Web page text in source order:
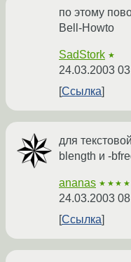
по этому
Bell-Howto
SadStork ★
24.03.2003
Ссылка
для
blength и -
ananas
24.03.2003
Ссылка